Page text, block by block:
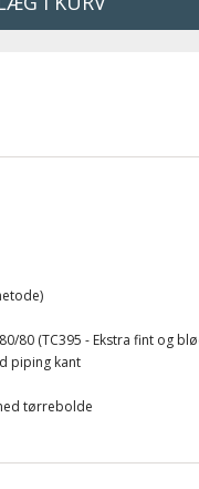
80 (TC395 - Ekstra fint og
piping kant
tørrebolde